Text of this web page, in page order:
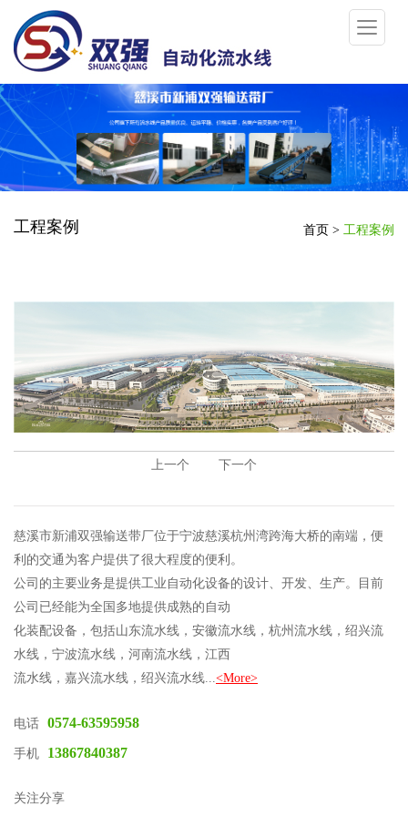
工程案例 首页 > 工程案例
上一个 下一个
慈溪市新浦双强输送带厂位于宁波慈溪杭州湾跨海大桥的南端，便
利的交通为客户提供了很大程度的便利。
公司的主要业务是提供工业自动化设备的设计、开发、生产。目前
公司已经能为全国多地提供成熟的自动
化装配设备，包括山东流水线，安徽流水线，杭州流水线，绍兴流
水线，宁波流水线，河南流水线，江西
流水线，嘉兴流水线，绍兴流水线... <More>
电话 0574-63595958
手机 13867840387
关注分享